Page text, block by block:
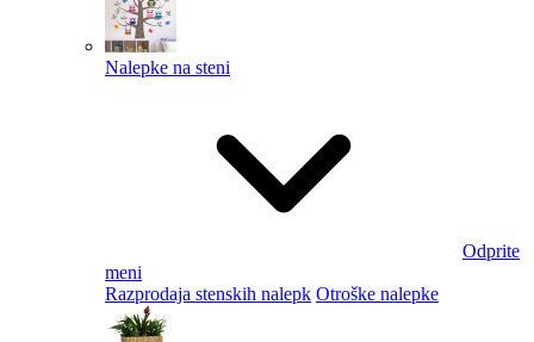
Nalepke na steni
Odprite
meni
Razprodaja stenskih nalepk Otroške nalepke